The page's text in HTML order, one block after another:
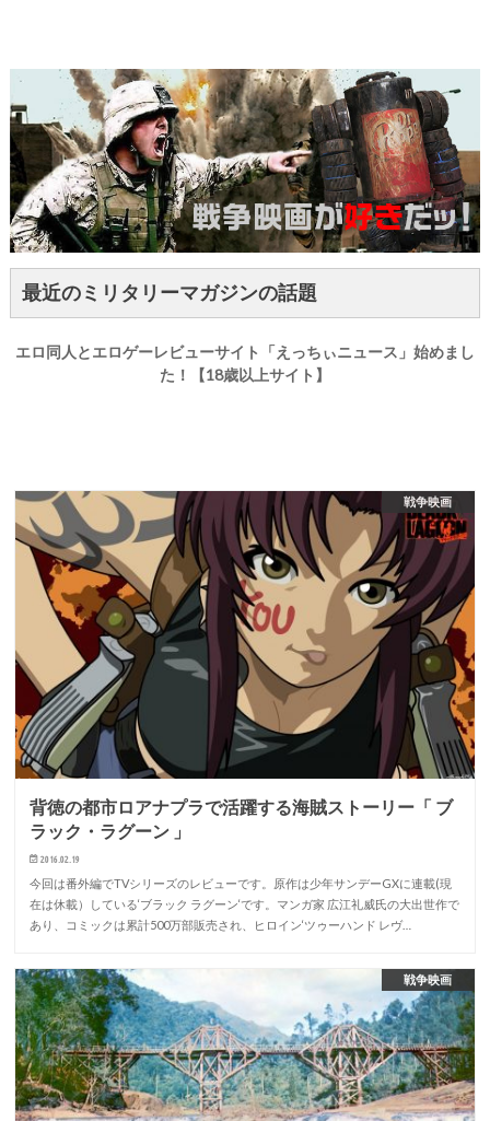
最近のミリタリーマガジンの話題
エロ同人とエロゲーレビューサイト「えっちぃニュース」始めまし
た！【18歳以上サイト】
戦争映画
背徳の都市ロアナプラで活躍する海賊ストーリー「 ブ
ラック・ラグーン 」
2016.02.19
今回は番外編でTVシリーズのレビューです。原作は少年サンデーGXに連載(現
在は休載）している‘ブラック ラグーン‘です。マンガ家 広江礼威氏の大出世作で
あり、コミックは累計500万部販売され、ヒロイン‘ツゥーハンド レヴ…
戦争映画